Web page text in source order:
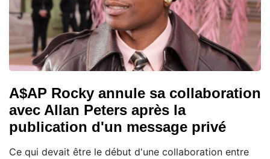
A$AP Rocky annule sa collaboration
avec Allan Peters après la
publication d'un message privé
Ce qui devait être le début d'une collaboration entre